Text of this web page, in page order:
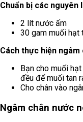
Chuẩn bị các nguyên
2 lít nước ấm
30 gam muối hạt
Cách thực hiện
Bạn cho muối
đều để muối tan
Cho chân vào
Ngâm chân nước